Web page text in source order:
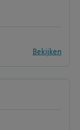
Bekijken